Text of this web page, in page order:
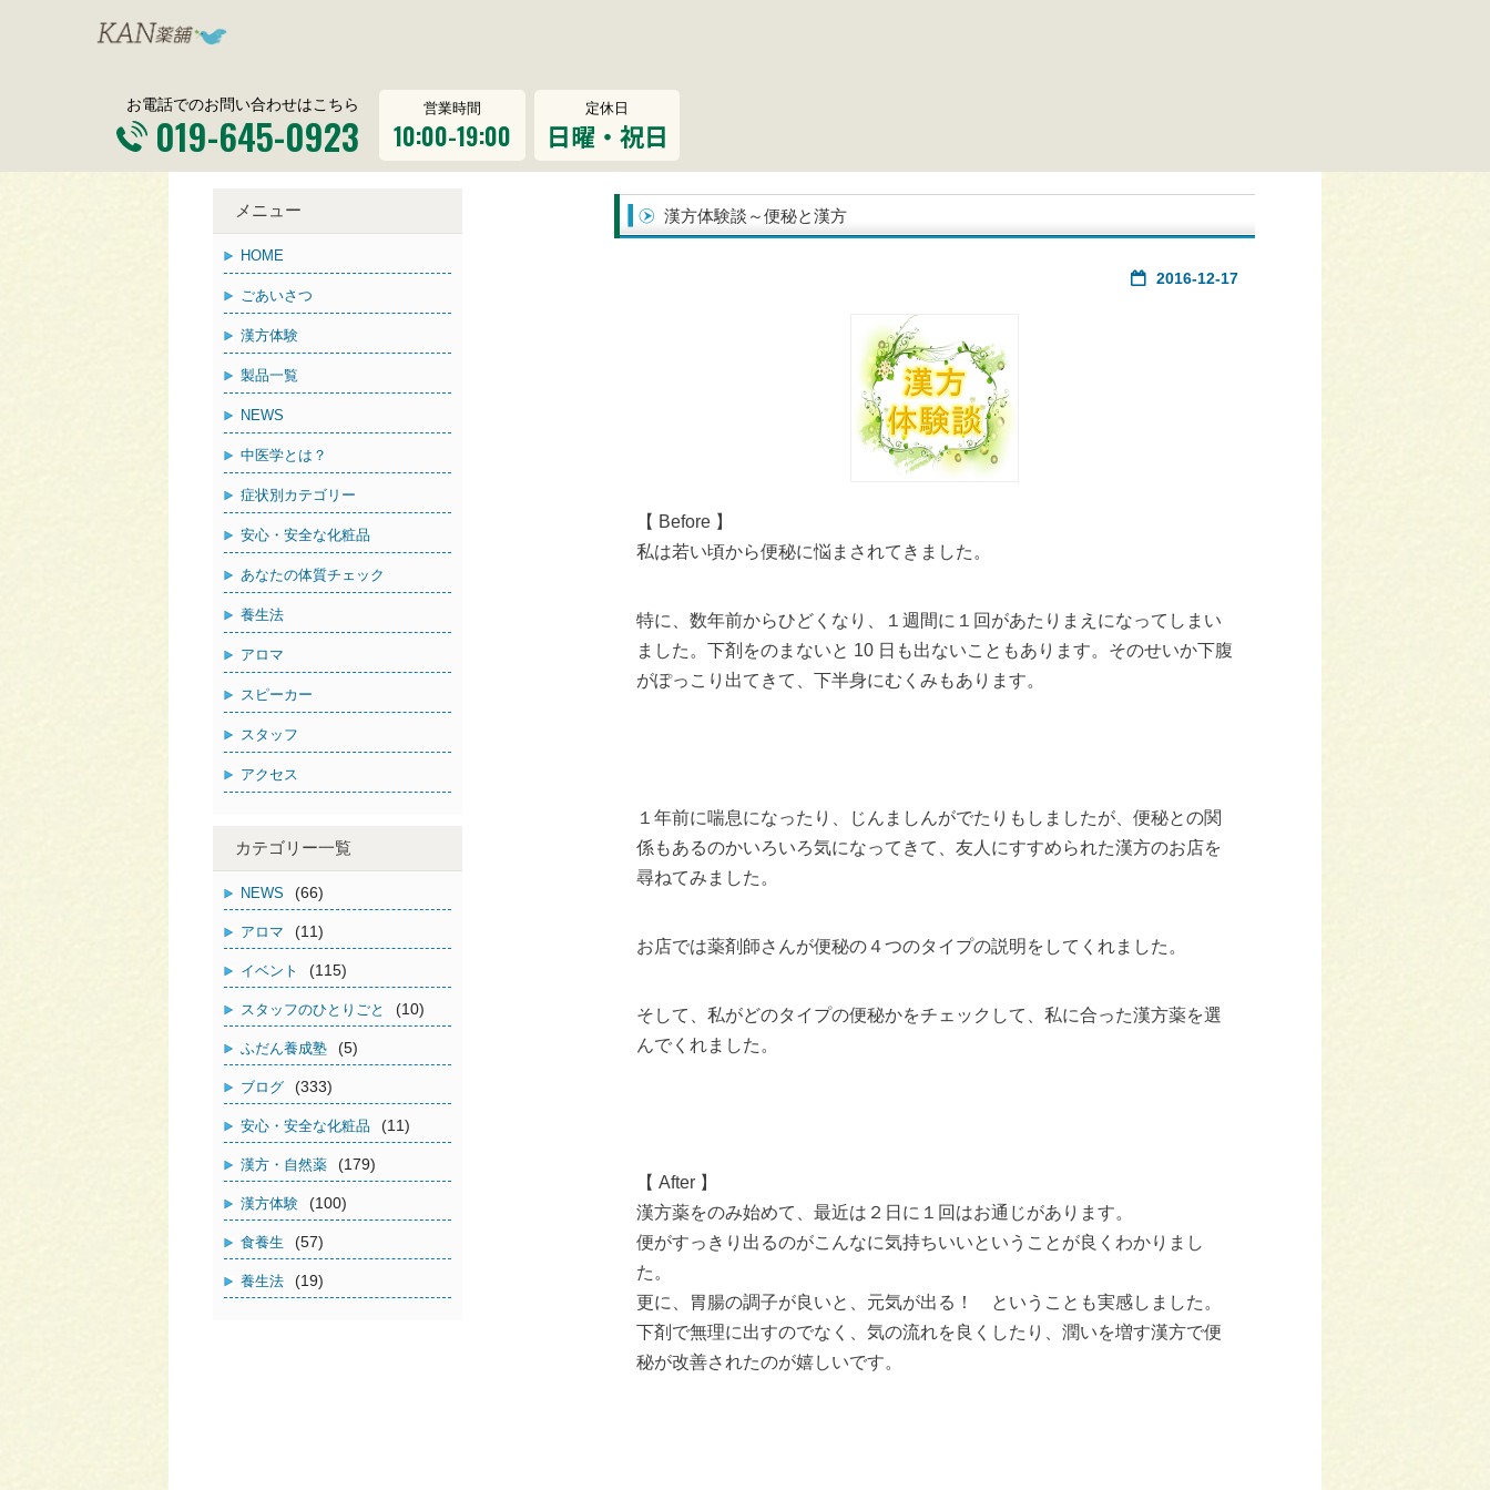
お電話でのお問い合わせはこちら
019-645-0923
営業時間
10:00-19:00
定休日
日曜・祝日
漢方体験談～便秘と漢方
2016-12-17
【 Before 】
私は若い頃から便秘に悩まされてきました。
特に、数年前からひどくなり、１週間に１回があたりまえになってしまい
ました。下剤をのまないと 10 日も出ないこともあります。そのせいか下腹
がぽっこり出てきて、下半身にむくみもあります。
１年前に喘息になったり、じんましんがでたりもしましたが、便秘との関
係もあるのかいろいろ気になってきて、友人にすすめられた漢方のお店を
尋ねてみました。
お店では薬剤師さんが便秘の４つのタイプの説明をしてくれました。
そして、私がどのタイプの便秘かをチェックして、私に合った漢方薬を選
んでくれました。
【 After 】
漢方薬をのみ始めて、最近は２日に１回はお通じがあります。
便がすっきり出るのがこんなに気持ちいいということが良くわかりまし
た。
更に、胃腸の調子が良いと、元気が出る！ ということも実感しました。
下剤で無理に出すのでなく、気の流れを良くしたり、潤いを増す漢方で便
秘が改善されたのが嬉しいです。
メニュー
HOME
ごあいさつ
漢方体験
製品一覧
NEWS
中医学とは？
症状別カテゴリー
安心・安全な化粧品
あなたの体質チェック
養生法
アロマ
スピーカー
スタッフ
アクセス
カテゴリー一覧
NEWS (66)
アロマ (11)
イベント (115)
スタッフのひとりごと (10)
ふだん養成塾 (5)
ブログ (333)
安心・安全な化粧品 (11)
漢方・自然薬 (179)
漢方体験 (100)
食養生 (57)
養生法 (19)